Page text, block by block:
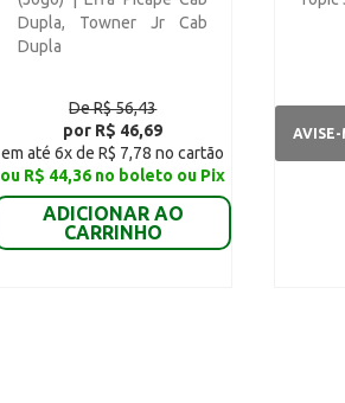
Dupla, Towner Jr Cab
Dupla
De R$ 56,43
por R$ 46,69
em até 6x de R$ 7,78 no cartão
ou R$ 44,36 no boleto ou Pix
ADICIONAR AO
CARRINHO
AVISE-